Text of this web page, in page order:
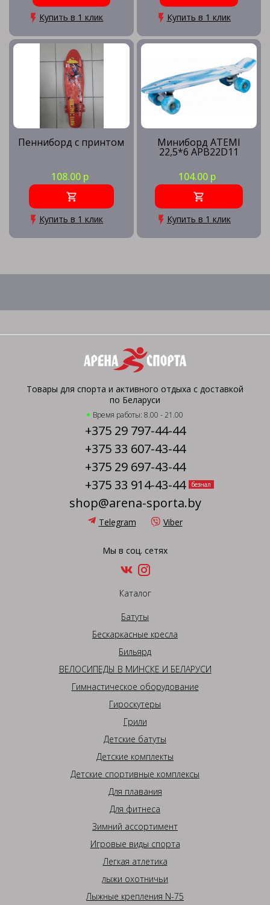
Купить в 1 клик Купить в 1 клик
Пенниборд с принтом
108.00 р
Купить в 1 клик
Миниборд ATEMI
22,5*6 APB22D11
104.00 р
Купить в 1 клик
Товары для спорта и активного отдыха с доставкой
по Беларуси
Время работы: 8.00 - 21.00
+375 29 797-44-44
+375 33 607-43-44
+375 29 697-43-44
+375 33 914-43-44
безнал
shop@arena-sporta.by
Telegram Viber
Мы в соц. сетях
Каталог
Батуты
Бескаркасные кресла
Бильярд
ВЕЛОСИПЕДЫ В МИНСКЕ И БЕЛАРУСИ
Гимнастическое оборудование
Гироскутеры
Грили
Детские батуты
Детские комплекты
Детские спортивные комплексы
Для плавания
Для фитнеса
Зимний ассортимент
Игровые виды спорта
Легкая атлетика
лыжи охотничьи
Лыжные крепления N-75